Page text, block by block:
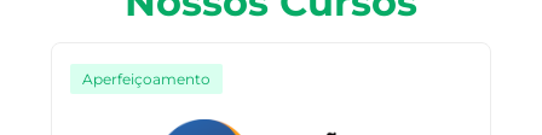
Aperfeiçoamento